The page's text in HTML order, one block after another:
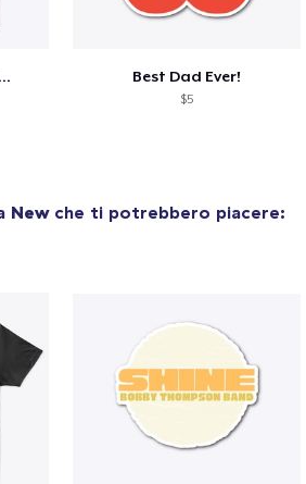
Best Dad Ever!
$5
Newche ti potrebbero piacere: